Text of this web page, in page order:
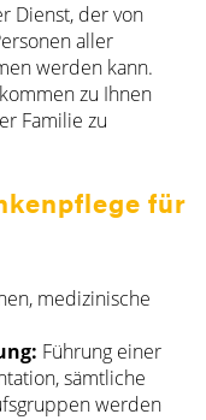
Dienst, der von
aller
werden kann.
zu Ihnen
Familie zu
für
medizinische
Führung einer
sämtliche
werden